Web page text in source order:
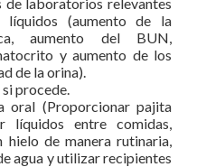
(aumento de la
aumento del BUN,
y aumento de los
de la orina).
procede.
oral (Proporcionar pajita
líquidos entre comidas,
de manera rutinaria,
agua y utilizar recipientes